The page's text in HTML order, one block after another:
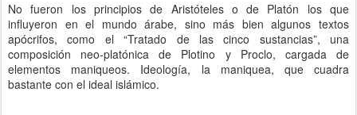
No fueron los principios de Aristóteles o de Platón los que
influyeron en el mundo árabe, sino más bien algunos textos
apócrifos, como el “Tratado de las cinco sustancias”, una
composición neo-platónica de Plotino y Proclo, cargada de
elementos maniqueos. Ideología, la maniquea, que cuadra
bastante con el ideal islámico.